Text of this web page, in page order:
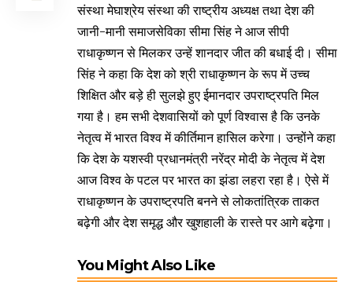
संस्था मेघाश्रेय संस्था की राष्ट्रीय अध्यक्ष तथा देश की
जानी-मानी समाजसेविका सीमा सिंह ने आज सीपी
राधाकृष्णन से मिलकर उन्हें शानदार जीत की बधाई दी। सीमा
सिंह ने कहा कि देश को श्री राधाकृष्णन के रूप में उच्च
शिक्षित और बड़े ही सुलझे हुए ईमानदार उपराष्ट्रपति मिल
गया है। हम सभी देशवासियों को पूर्ण विश्वास है कि उनके
नेतृत्व में भारत विश्व में कीर्तिमान हासिल करेगा। उन्होंने कहा
कि देश के यशस्वी प्रधानमंत्री नरेंद्र मोदी के नेतृत्व में देश
आज विश्व के पटल पर भारत का झंडा लहरा रहा है। ऐसे में
राधाकृष्णन के उपराष्ट्रपति बनने से लोकतांत्रिक ताकत
बढ़ेगी और देश समृद्ध और खुशहाली के रास्ते पर आगे बढ़ेगा।
You Might Also Like